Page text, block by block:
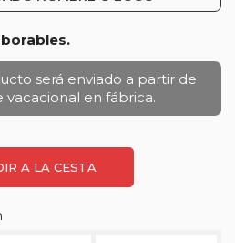
será enviado a partir de
en fábrica.
A LA CESTA